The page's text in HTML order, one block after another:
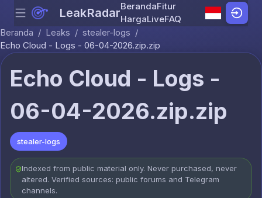
Skip to content
Menu LeakRadarBerandaFitur
HargaLiveFAQ
Beranda / Leaks / stealer-logs /
Echo Cloud - Logs - 06-04-2026.zip.zip
Echo Cloud - Logs -
06-04-2026.zip.zip
stealer-logs
Indexed from public material only. Never purchased, never
altered. Verified sources: public forums and Telegram
channels.